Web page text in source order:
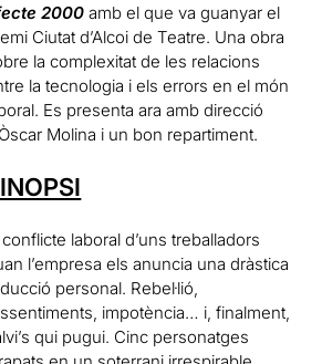
2000 amb el que va guanyar el
Ciutat d’Alcoi de Teatre. Una obra
la complexitat de les relacions
la tecnologia i els errors en el món
Es presenta ara amb direcció
Molina i un bon repartiment.
conflicte laboral d’uns treballadors
l’empresa els anuncia una dràstica
personal. Rebel·lió,
impotència… i, finalment,
qui pugui. Cinc personatges